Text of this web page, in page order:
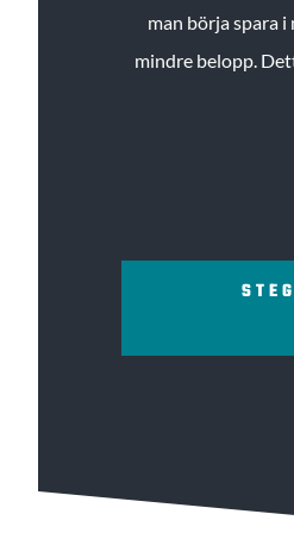
man börja spara
mindre belopp.